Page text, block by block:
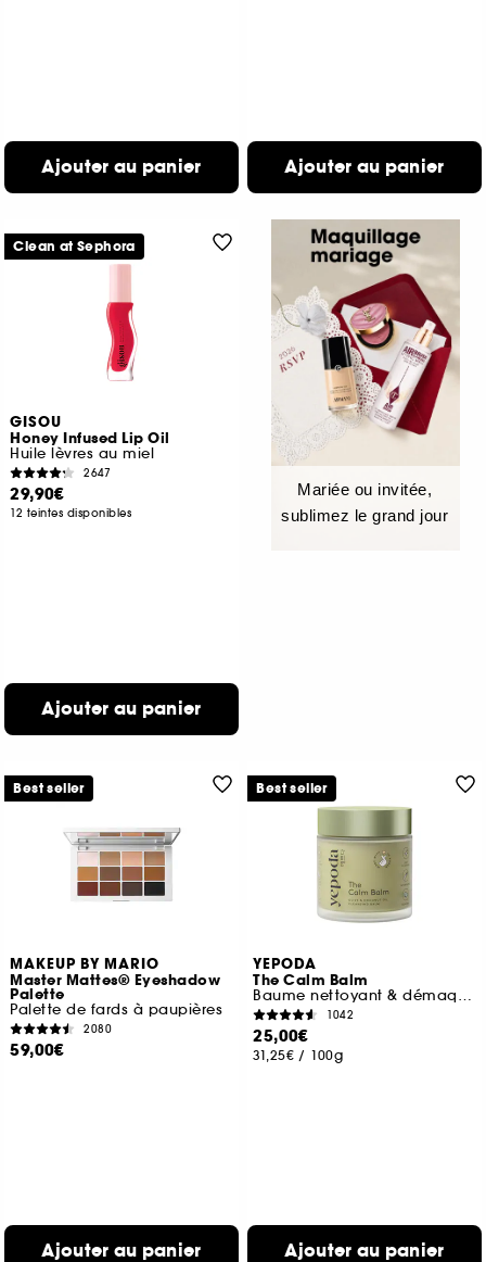
Ajouter au panier Ajouter au panier
GISOU
Honey Infused Lip Oil
Huile lèvres au miel
2647
29,90€
12 teintes disponibles
Ajouter au panier
Clean at Sephora
Mariée ou invitée,
sublimez le grand jour
MAKEUP BY MARIO
Master Mattes® Eyeshadow
Palette
Palette de fards à paupières
2080
59,00€
Ajouter au panier
Best seller
YEPODA
The Calm Balm
Baume nettoyant & démaquillant doux aux huiles d'olive et de coc
1042
25,00€
31,25€ / 100g
Ajouter au panier
Best seller